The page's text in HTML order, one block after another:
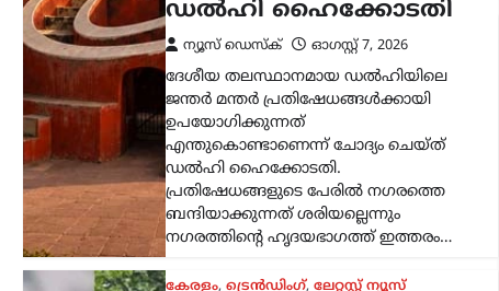
ജനപിന്തുണ
ശ്രദ്ധേയമെന്ന് ശശി
തരൂർ; ജനങ്ങളുടെ
സ്പന്ദനം
മനസ്സിലാക്കണമെന്ന്
കോൺഗ്രസിന് ഉപദേശം
ന്യൂസ് ഡെസ്ക് ഓഗസ്റ്റ്‌ 7, 2026
മുതിർന്ന കോൺഗ്രസ് നേതാവും
എംപിയുമായ ശശി തരൂർ, വിദ്യാർത്ഥി
പ്രശ്‌നങ്ങളുമായി ബന്ധപ്പെട്ട